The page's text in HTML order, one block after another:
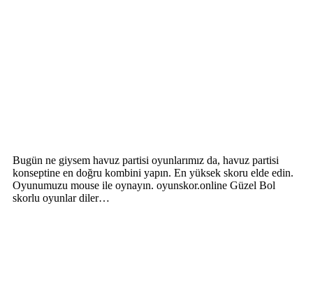
Bugün ne giysem havuz partisi oyunlarımız da, havuz partisi
konseptine en doğru kombini yapın. En yüksek skoru elde edin.
Oyunumuzu mouse ile oynayın. oyunskor.online Güzel Bol
skorlu oyunlar diler…